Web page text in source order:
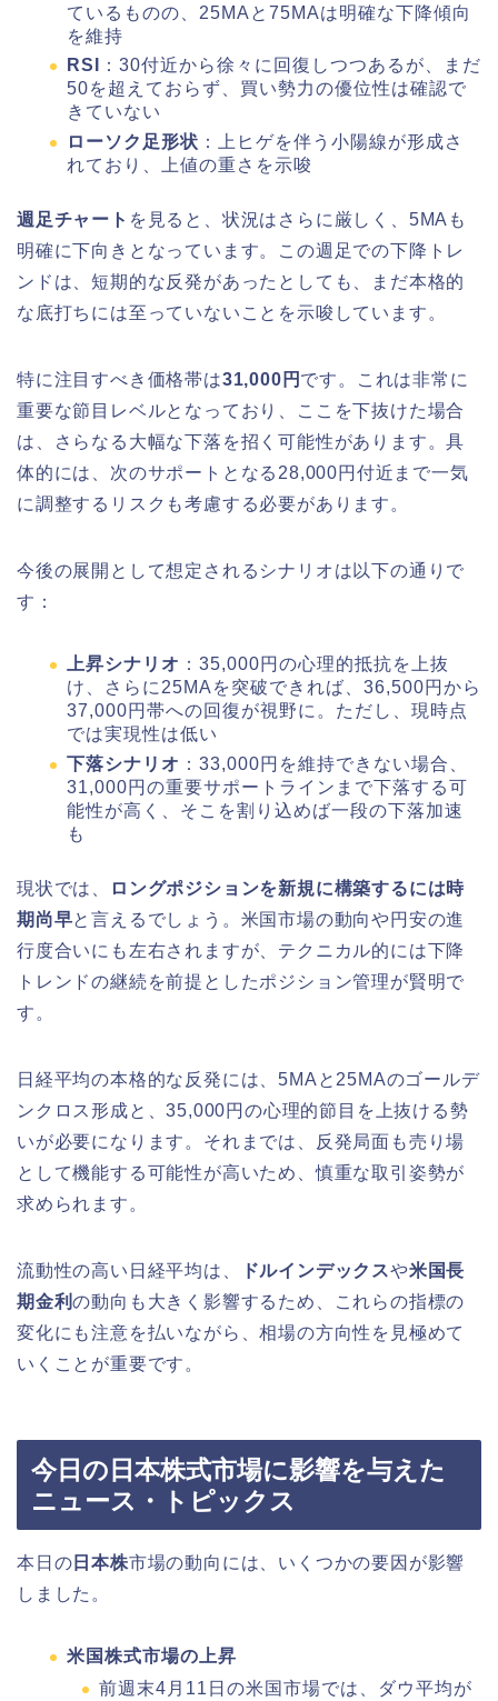
ているものの、25MAと75MAは明確な下降傾向
を維持
RSI
：30付近から徐々に回復しつつあるが、まだ
50を超えておらず、買い勢力の優位性は確認で
きていない
ローソク足形状 ：上ヒゲを伴う小陽線が形成さ
れており、上値の重さを示唆
週足チャート を見ると、状況はさらに厳しく、5MAも
明確に下向きとなっています。この週足での下降トレ
ンドは、短期的な反発があったとしても、まだ本格的
な底打ちには至っていないことを示唆しています。
特に注目すべき価格帯は31,000円 です。これは非常に
重要な節目レベルとなっており、ここを下抜けた場合
は、さらなる大幅な下落を招く可能性があります。具
体的には、次のサポートとなる28,000円付近まで一気
に調整するリスクも考慮する必要があります。
今後の展開として想定されるシナリオは以下の通りで
す：
上昇シナリオ ：35,000円の心理的抵抗を上抜
け、さらに25MAを突破できれば、36,500円から
37,000円帯への回復が視野に。ただし、現時点
では実現性は低い
下落シナリオ ：33,000円を維持できない場合、
31,000円の重要サポートラインまで下落する可
能性が高く、そこを割り込めば一段の下落加速
も
現状では、
ロングポジションを新規に構築するには時
期尚早と言えるでしょう。米国市場の動向や円安の進
行度合いにも左右されますが、テクニカル的には下降
トレンドの継続を前提としたポジション管理が賢明で
す。
日経平均の本格的な反発には、5MAと25MAのゴールデ
ンクロス形成と、35,000円の心理的節目を上抜ける勢
いが必要になります。それまでは、反発局面も売り場
として機能する可能性が高いため、慎重な取引姿勢が
求められます。
流動性の高い日経平均は、 ドルインデックスや米国長
期金利の動向も大きく影響するため、これらの指標の
変化にも注意を払いながら、相場の方向性を見極めて
いくことが重要です。
今日の日本株式市場に影響を与えた
ニュース・トピックス
本日の 日本株市場の動向には、いくつかの要因が影響
しました。
米国株式市場の上昇
前週末4月11日の米国市場では、ダウ平均が